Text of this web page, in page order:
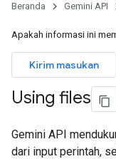
Beranda Gemini API
Apakah informasi ini
Kirim masukan
Using files
Gemini API
dari input perintah,